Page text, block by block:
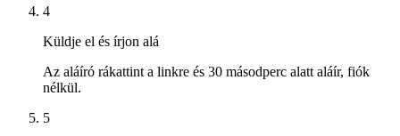
4
Küldje el és írjon alá
Az aláíró rákattint a linkre és 30 másodperc alatt aláír, fiók
nélkül.
5